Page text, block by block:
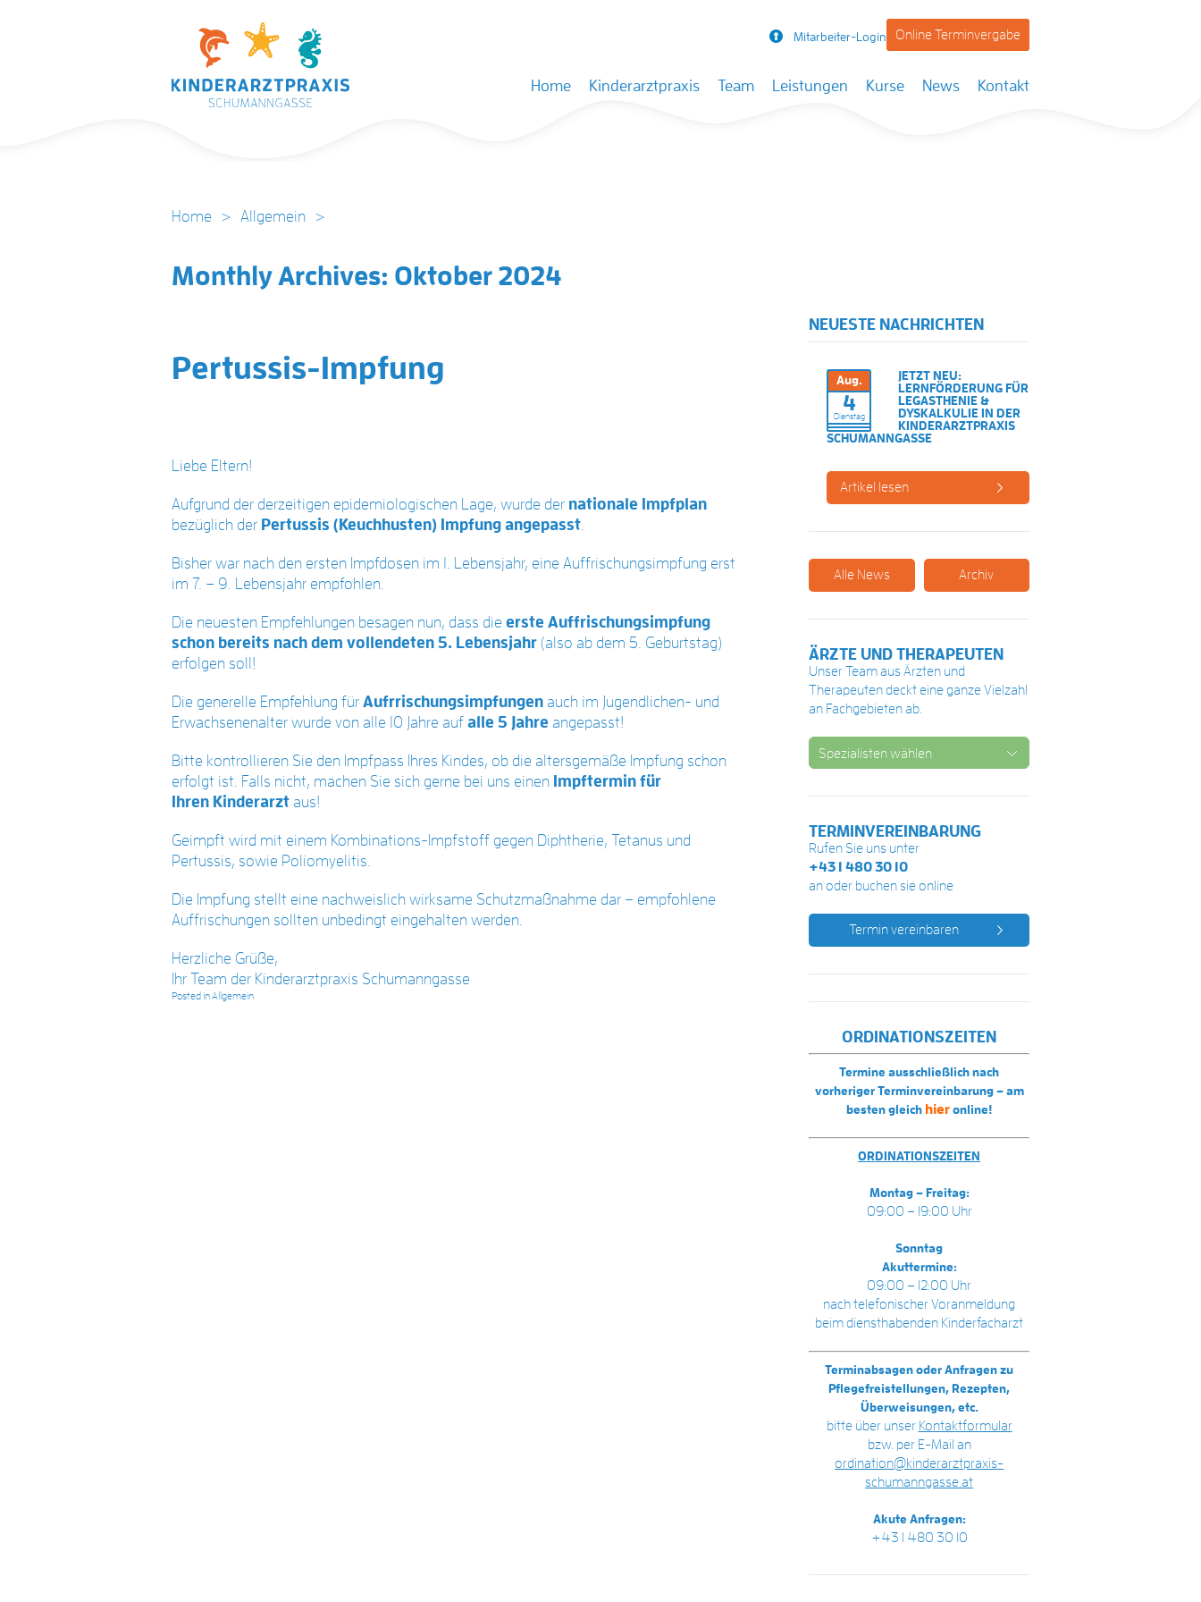
Skip to content
Home Kinderarztpraxis Team Leistungen Kurse News Kontakt
Mitarbeiter-Login Online Terminvergabe
Home > Allgemein >
Monthly Archives: Oktober 2024
Pertussis-Impfung
Liebe Eltern!
Aufgrund der derzeitigen epidemiologischen Lage, wurde der nationale Impfplan
bezüglich der Pertussis (Keuchhusten) Impfung angepasst
Bisher war nach den ersten Impfdosen im 1. Lebensjahr, eine Auffrischungsimpfung erst
im 7. – 9. Lebensjahr empfohlen.
Die neuesten Empfehlungen besagen nun, dass die erste Auffrischungsimpfung
schon bereits nach dem vollendeten 5. Lebensjahr (also ab dem 5. Geburtstag)
erfolgen soll!
Die generelle Empfehlung für Aufrrischungsimpfungen auch im Jugendlichen- und
Erwachsenenalter wurde von alle 10 Jahre auf alle 5 Jahre angepasst!
Bitte kontrollieren Sie den Impfpass Ihres Kindes, ob die altersgemäße Impfung schon
erfolgt ist. Falls nicht, machen Sie sich gerne bei uns einen Impftermin für
Ihren Kinderarzt aus!
Geimpft wird mit einem Kombinations-Impfstoff gegen Diphtherie, Tetanus und
Pertussis, sowie Poliomyelitis.
Die Impfung stellt eine nachweislich wirksame Schutzmaßnahme dar – empfohlene
Auffrischungen sollten unbedingt eingehalten werden.
Herzliche Grüße,
Ihr Team der Kinderarztpraxis Schumanngasse
Posted inAllgemein
NEUESTE NACHRICHTEN
Aug.
4
Dienstag
JETZT NEU:
LERNFÖRDERUNG FÜR
LEGASTHENIE &
DYSKALKULIE IN DER
KINDERARZTPRAXIS
SCHUMANNGASSE
Artikel lesen
Alle News Archiv
ÄRZTE UND THERAPEUTEN
Unser Team aus Ärzten und
Therapeuten deckt eine ganze Vielzahl
an Fachgebieten ab.
Spezialisten wählen
TERMINVEREINBARUNG
Rufen Sie uns unter
+43 1 480 30 10
an oder buchen sie online
Termin vereinbaren
ORDINATIONSZEITEN
Termine ausschließlich nach
vorheriger Terminvereinbarung – am
besten gleich hier online!
ORDINATIONSZEITEN
Montag – Freitag:
09:00 – 19:00 Uhr
Sonntag
Akuttermine:
09:00 – 12:00 Uhr
nach telefonischer Voranmeldung
beim diensthabenden Kinderfacharzt
Terminabsagen oder Anfragen zu
Pflegefreistellungen, Rezepten,
Überweisungen, etc.
bitte über unser Kontaktformular
bzw. per E-Mail an
ordination@kinderarztpraxis-
schumanngasse.at
Akute Anfragen:
+43 1 480 30 10